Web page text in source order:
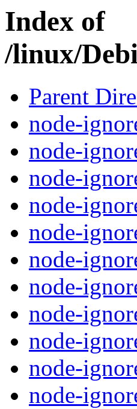
Index of
/linux/
Parent
node-
node-
node-
node-
node-
node-
node-
node-
node-
node-
node-